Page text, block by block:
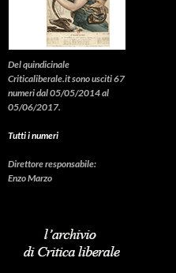
Del quindicinale
Criticaliberale.it sono usciti 67
numeri dal 05/05/2014 al
05/06/2017.
Tutti i numeri
Direttore responsabile:
Enzo Marzo